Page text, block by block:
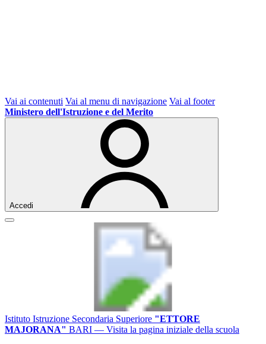
Vai ai contenuti Vai al menu di navigazione Vai al footer
Ministero dell'Istruzione e del Merito
Accedi
Istituto Istruzione Secondaria Superiore "ETTORE
MAJORANA" BARI — Visita la pagina iniziale della scuola